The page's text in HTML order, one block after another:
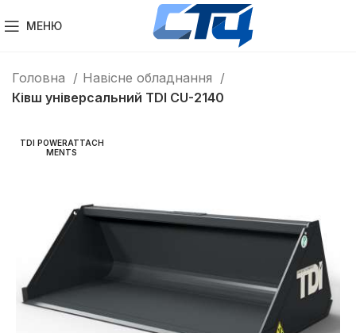
МЕНЮ
Головна
Навісне обладнання
Ківш універсальний TDI CU-2140
TDI POWERATTACH
MENTS